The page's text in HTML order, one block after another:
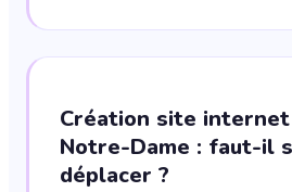
Création site
Notre-Dame : faut-il
déplacer ?